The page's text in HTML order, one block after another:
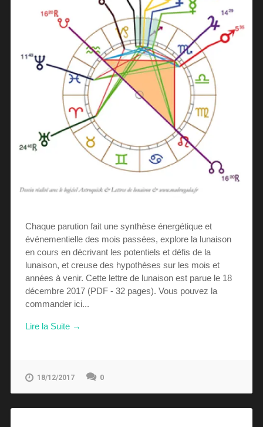
Chaque parution fait une synthèse énergétique et
événementielle des mois passées, explore la lunaison
en cours en décrivant les potentiels et défis de la
lunaison, et creuse des hypothèses sur les mois et
années à venir. Cette lettre de lunaison est parue le 18
décembre 2017 (PDF - 32 pages). Vous pouvez la
commander ici...
Lire la Suite →
18/12/2017 0